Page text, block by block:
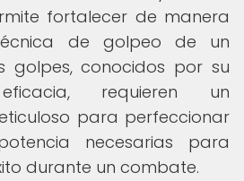
fortalecer de manera
de golpeo de un
golpes, conocidos por su
requieren un
para perfeccionar
necesarias para
durante un combate.